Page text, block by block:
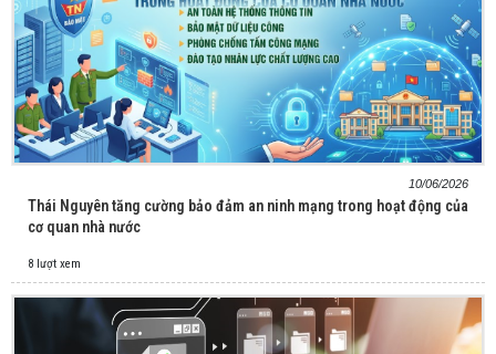
10/06/2026
Thái Nguyên tăng cường bảo đảm an ninh mạng trong hoạt động của
cơ quan nhà nước
8 lượt xem